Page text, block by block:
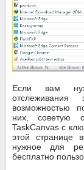
Если вам
возможностью
них, советую
TaskCanvas с
этой странице
нужное для
бесплатно